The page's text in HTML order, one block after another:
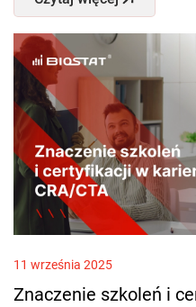
11 września 2025
Znaczenie szkoleń i